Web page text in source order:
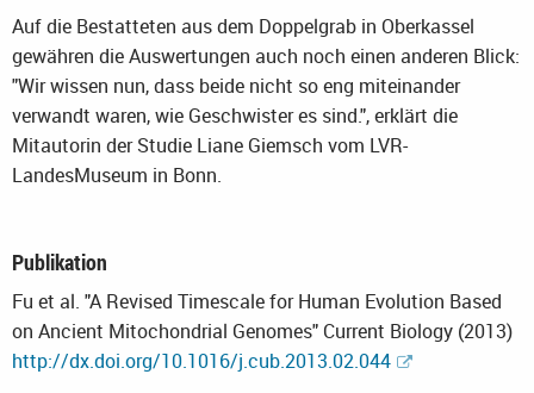
Auf die Bestatteten aus dem Doppelgrab in Oberkassel
gewähren die Auswertungen auch noch einen anderen Blick:
"Wir wissen nun, dass beide nicht so eng miteinander
verwandt waren, wie Geschwister es sind.", erklärt die
Mitautorin der Studie Liane Giemsch vom LVR-
LandesMuseum in Bonn.
Publikation
Fu et al. "A Revised Timescale for Human Evolution Based
on Ancient Mitochondrial Genomes" Current Biology (2013)
http://dx.doi.org/10.1016/j.cub.2013.02.044